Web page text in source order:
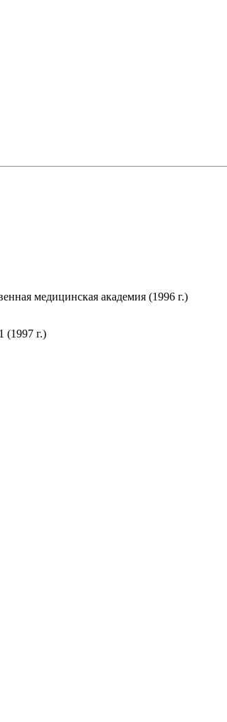
медицинская академия (1996 г.)
(1997 г.)